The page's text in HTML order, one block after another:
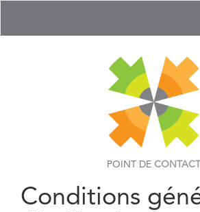
POINT DE CONTACT
Conditions